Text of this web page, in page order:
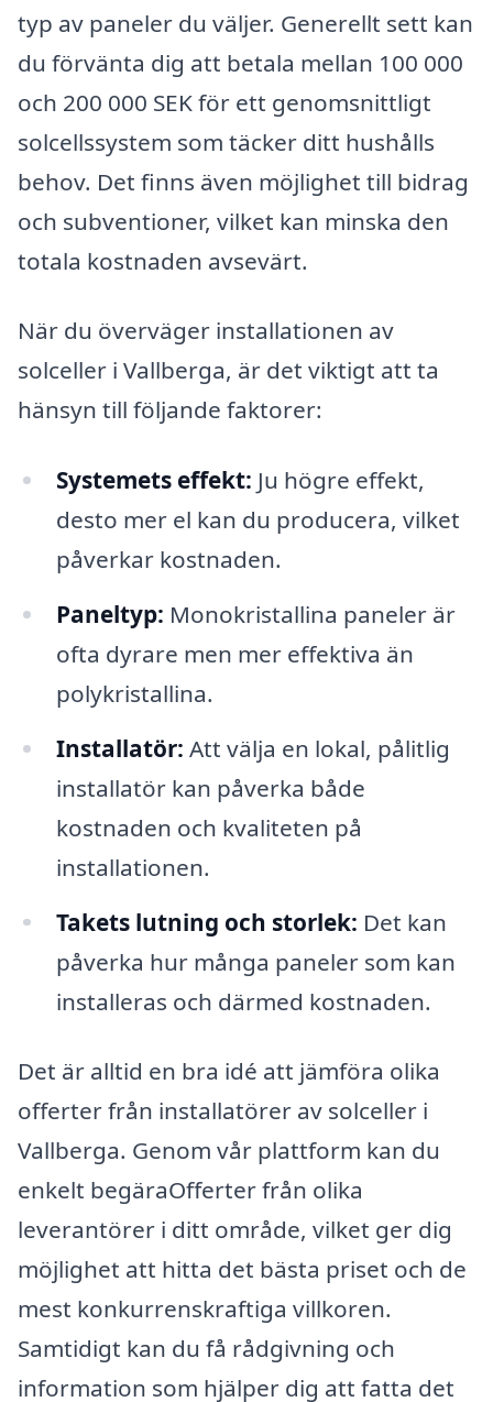
typ av paneler du väljer. Generellt sett kan
du förvänta dig att betala mellan 100 000
och 200 000 SEK för ett genomsnittligt
solcellssystem som täcker ditt hushålls
behov. Det finns även möjlighet till bidrag
och subventioner, vilket kan minska den
totala kostnaden avsevärt.
När du överväger installationen av
solceller i Vallberga, är det viktigt att ta
hänsyn till följande faktorer:
Systemets effekt: Ju högre effekt,
desto mer el kan du producera, vilket
påverkar kostnaden.
Paneltyp: Monokristallina paneler är
ofta dyrare men mer effektiva än
polykristallina.
Installatör: Att välja en lokal, pålitlig
installatör kan påverka både
kostnaden och kvaliteten på
installationen.
Takets lutning och storlek: Det kan
påverka hur många paneler som kan
installeras och därmed kostnaden.
Det är alltid en bra idé att jämföra olika
offerter från installatörer av solceller i
Vallberga. Genom vår plattform kan du
enkelt begäraOfferter från olika
leverantörer i ditt område, vilket ger dig
möjlighet att hitta det bästa priset och de
mest konkurrenskraftiga villkoren.
Samtidigt kan du få rådgivning och
information som hjälper dig att fatta det